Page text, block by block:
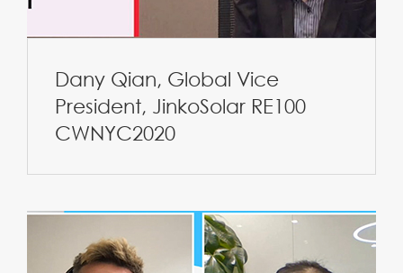
Dany Qian, Global Vice
President, JinkoSolar RE100
CWNYC2020